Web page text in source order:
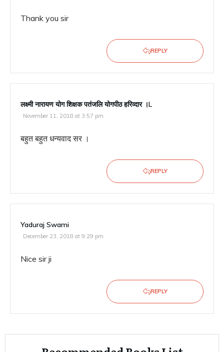
Thank you sir
REPLY
लक्ष्मी नारायण योग शिक्षक पतंजलि योगपीठ हरिव्दार ।l
November 11, 2018 at 3:57 pm
बहुत बहुत धन्यवाद सर ।
REPLY
Yaduraj Swami
December 23, 2018 at 9:29 pm
Nice sir ji
REPLY